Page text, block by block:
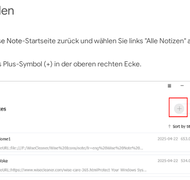
Note-Startseite zurück und wählen Sie links "Alle Notizen"
Plus-Symbol (+) in der oberen rechten Ecke.